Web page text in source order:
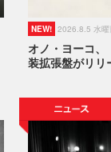
NEW! 2026.8.5 水曜
オノ・ヨーコ、
装拡張盤がリリ